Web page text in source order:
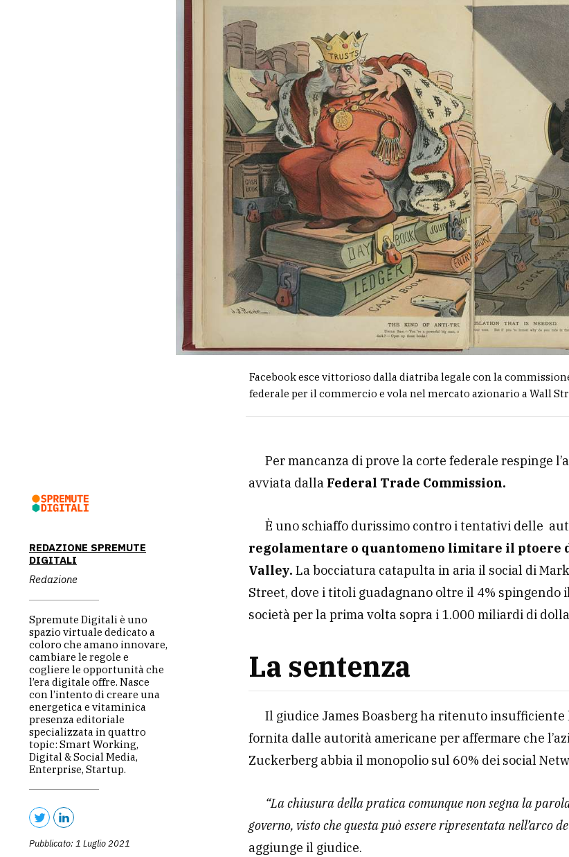
Facebook esce vittorioso dalla diatriba legale con la
federale per il commercio e vola nel mercato azionario a Wall
REDAZIONE SPREMUTE
DIGITALI
Redazione
Spremute Digitali è uno
spazio virtuale dedicato a
coloro che amano innovare,
cambiare le regole e
cogliere le opportunità che
l’era digitale offre. Nasce
con l’intento di creare una
energetica e vitaminica
presenza editoriale
specializzata in quattro
topic: Smart Working,
Digital & Social Media,
Enterprise, Startup.
Pubblicato: 1 Luglio 2021
Per mancanza di prove la corte federale respinge
avviata dalla Federal Trade Commission.
È uno schiaffo durissimo contro i tentativi delle
regolamentare o quantomeno limitare il ptoere
Valley. La bocciatura catapulta in aria il social di
Street, dove i titoli guadagnano oltre il 4% spingendo
società per la prima volta sopra i 1.000 miliardi di
La sentenza
Il giudice James Boasberg ha ritenuto
fornita dalle autorità americane per affermare che
Zuckerberg abbia il monopolio sul 60% dei social
“La chiusura della pratica comunque non segna la
governo, visto che questa può essere ripresentata nell’arco
aggiunge il giudice.